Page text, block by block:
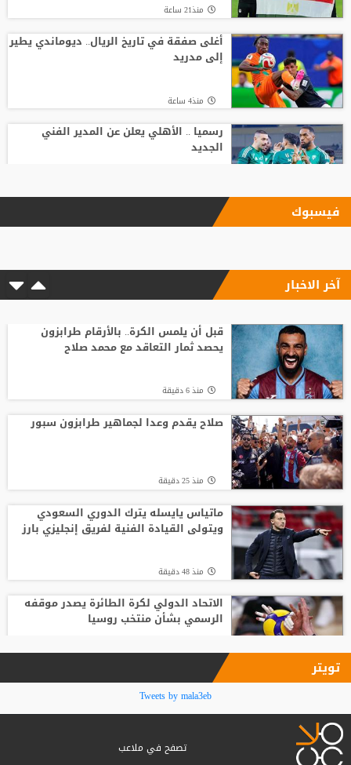
منذ21 ساعة
أغلى صفقة في تاريخ الريال.. ديوماندي يطير
إلى مدريد
منذ4 ساعة
رسميا .. الأهلي يعلن عن المدير الفني
الجديد
بعد رفض السعودية.. نادٍ فرنسي يتوصل
جديدًا
تصريح رسمي يعقد مهمة برشلونة في
صفقة المستقبل
صدام في تدريبات أتلتيكو.. ألفاريز يطالب
سيميوني بتسهيل رحيله لبرشلونة
فيسبوك
آخر الاخبار
قبل أن يلمس الكرة.. بالأرقام طرابزون
يحصد ثمار التعاقد مع محمد صلاح
منذ 6 دقيقة
صلاح يقدم وعدا لجماهير طرابزون سبور
منذ 25 دقيقة
ماتياس يايسله يترك الدوري السعودي
ويتولى القيادة الفنية لفريق إنجليزي بارز
منذ 48 دقيقة
الاتحاد الدولي لكرة الطائرة يصدر موقفه
الرسمي بشأن منتخب روسيا
من مشروع مثير للجدل إلى اعتذار علني..
ماذا حدث داخل الفيفا؟
تويتر
Tweets by mala3eb
تصفح في ملاعب